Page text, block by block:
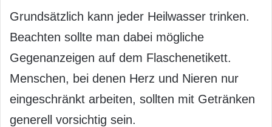
Grundsätzlich kann jeder Heilwasser trinken.
Beachten sollte man dabei mögliche
Gegenanzeigen auf dem Flaschenetikett.
Menschen, bei denen Herz und Nieren nur
eingeschränkt arbeiten, sollten mit Getränken
generell vorsichtig sein.